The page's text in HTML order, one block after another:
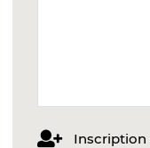
Inscription